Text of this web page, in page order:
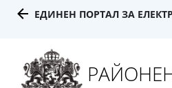
ЕДИНЕН ПОРТАЛ ЗА